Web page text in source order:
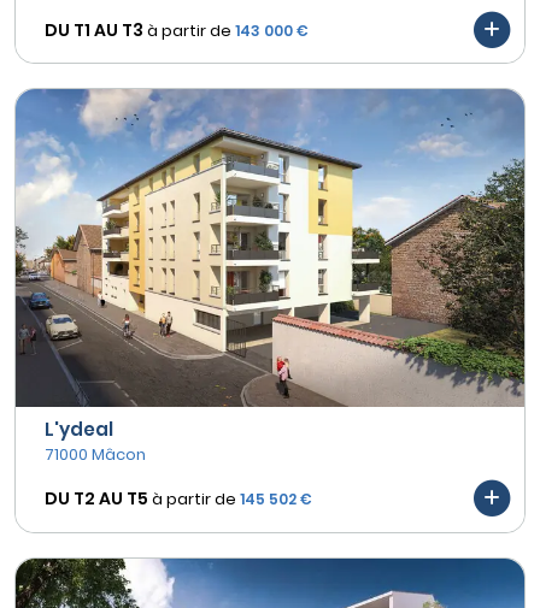
DU T1 AU T3 à partir de 143 000 €
L'ydeal
71000 Mâcon
DU T2 AU T5 à partir de 145 502 €